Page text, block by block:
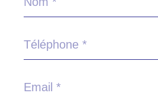
Téléphone
Email